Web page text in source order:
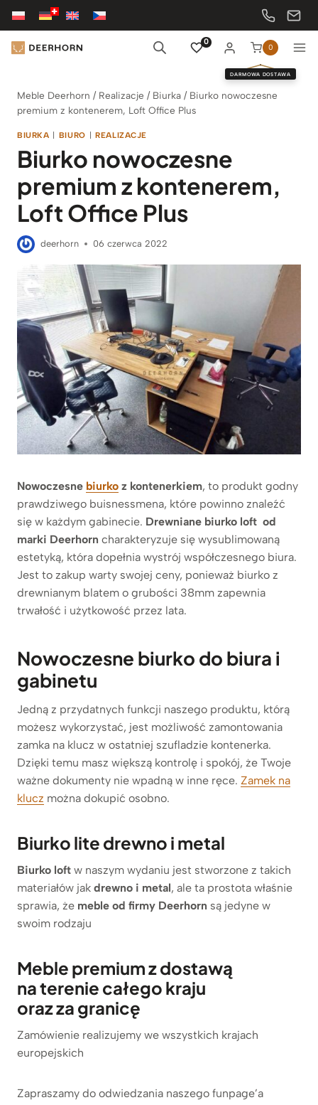
Przejdź
treści
0
0
DARMOWA DOSTAWA
Meble Deerhorn / Realizacje / Biurka / Biurko nowoczesne
premium z kontenerem, Loft Office Plus
BIURKA | BIURO | REALIZACJE
Biurko nowoczesne
premium z kontenerem,
Loft Office Plus
deerhorn 06 czerwca 2022
Nowoczesne biurko z kontenerkiem, to produkt godny
prawdziwego buisnessmena, które powinno znaleźć
się w każdym gabinecie. Drewniane biurko loft od
marki Deerhorn charakteryzuje się wysublimowaną
estetyką, która dopełnia wystrój współczesnego biura.
Jest to zakup warty swojej ceny, ponieważ biurko z
drewnianym blatem o grubości 38mm zapewnia
trwałość i użytkowość przez lata.
Nowoczesne biurko do biura i
gabinetu
Jedną z przydatnych funkcji naszego produktu, którą
możesz wykorzystać, jest możliwość zamontowania
zamka na klucz w ostatniej szufladzie kontenerka.
Dzięki temu masz większą kontrolę i spokój, że Twoje
ważne dokumenty nie wpadną w inne ręce. Zamek na
klucz można dokupić osobno.
Biurko lite drewno i metal
Biurko loft w naszym wydaniu jest stworzone z takich
materiałów jak drewno i metal, ale ta prostota właśnie
sprawia, że meble od firmy Deerhorn są jedyne w
swoim rodzaju
Meble premium z dostawą
na terenie całego kraju
oraz za granicę
Zamówienie realizujemy we wszystkich krajach
europejskich
Zapraszamy do odwiedzania naszego funpage’a